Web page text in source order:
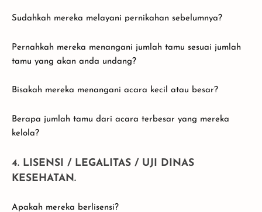
Sudahkah mereka melayani pernikahan sebelumnya?
Pernahkah mereka menangani jumlah tamu sesuai jumlah
tamu yang akan anda undang?
Bisakah mereka menangani acara kecil atau besar?
Berapa jumlah tamu dari acara terbesar yang mereka
kelola?
4. LISENSI / LEGALITAS / UJI DINAS
KESEHATAN.
Apakah mereka berlisensi?